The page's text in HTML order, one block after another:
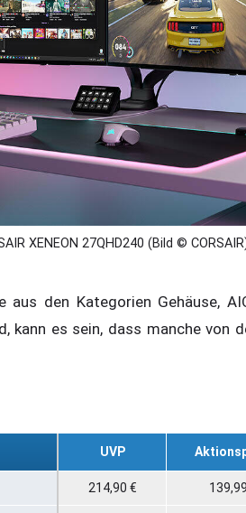
XENEON 27QHD240 (Bild ©
den Kategorien Gehäuse,
kann es sein, dass manche von
UVP
214,90 €